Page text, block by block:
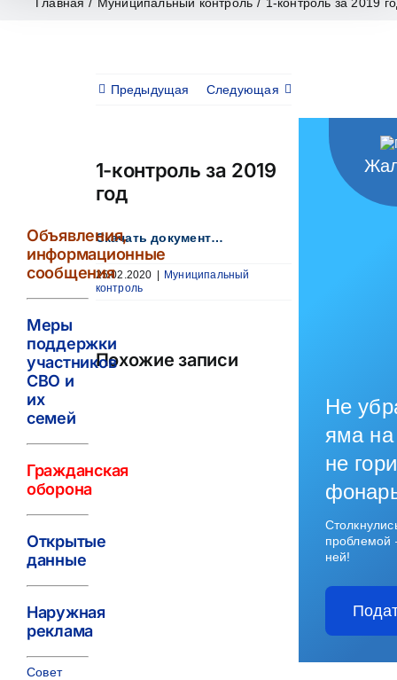
Предыдущая Следующая
1-контроль за 2019
год
Скачать документ…
25.02.2020
Муниципальный
контроль
Похожие записи
Объявления,
информационные
сообщения
Меры
поддержки
участников
СВО и
их
семей
Гражданская
оборона
Открытые
данные
Наружная
реклама
Совет
Не
яма на
не
ней!